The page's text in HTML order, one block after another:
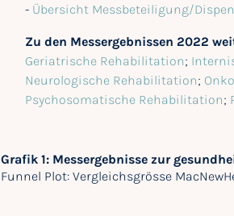
- Übersicht Messbeteiligung/
Zu den Messergebnissen 2022
Geriatrische Rehabilitation;
Neurologische Rehabilitation;
Psychosomatische Rehabilitation;
Grafik 1: Messergebnisse zur
Funnel Plot: Vergleichsgrösse